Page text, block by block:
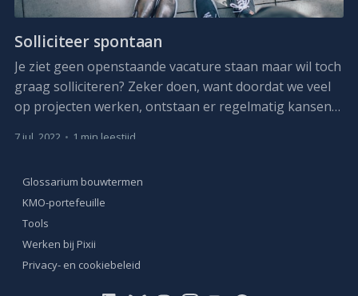
Solliciteer spontaan
Je ziet geen openstaande vacature staan maar wil toch
graag solliciteren? Zeker doen, want doordat we veel
op projecten werken, ontstaan er regelmatig kansen
Ons technisch team werkt voornamelijk rond
7 jul. 2022 • 1 min leestijd
Glossarium bouwtermen
KMO-portefeuille
Tools
Werken bij Pixii
Privacy- en cookiebeleid